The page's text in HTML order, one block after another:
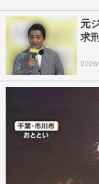
元
求
2026